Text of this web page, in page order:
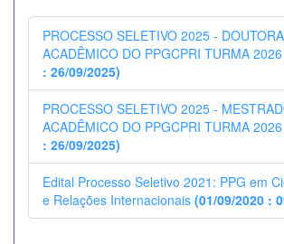
PROCESSO SELETIVO 2025 -
ACADÊMICO DO PPGCPRI TURMA 2026
: 26/09/2025)
PROCESSO SELETIVO 2025 -
ACADÊMICO DO PPGCPRI TURMA 2026
: 26/09/2025)
Edital Processo Seletivo 2021: PPG em
e Relações Internacionais (01/09/2020 :